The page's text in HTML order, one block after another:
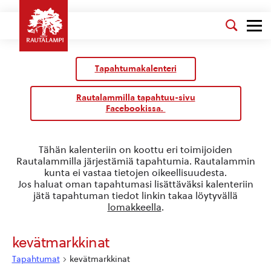
Tapahtumakalenteri
Rautalammilla tapahtuu-sivu
Facebookissa.
kevätmarkkinat
Tapahtumat kevätmarkkinat
Kalenteri
Tapahtumat
Tähän kalenteriin on koottu eri toimijoiden
Rautalammilla järjestämiä tapahtumia. Rautalammin
kunta ei vastaa tietojen oikeellisuudesta.
Jos haluat oman tapahtumasi lisättäväksi kalenteriin
jätä tapahtuman tiedot linkin takaa löytyvällä
lomakkeella.